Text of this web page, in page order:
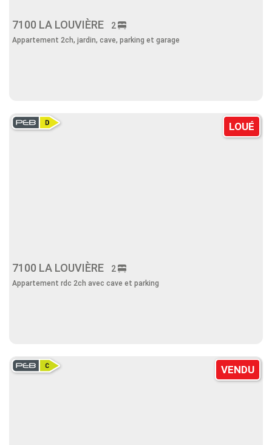
7100 LA LOUVIÈRE 2
Appartement 2ch, jardin, cave, parking et garage
LOUÉ
7100 LA LOUVIÈRE 2
Appartement rdc 2ch avec cave et parking
VENDU